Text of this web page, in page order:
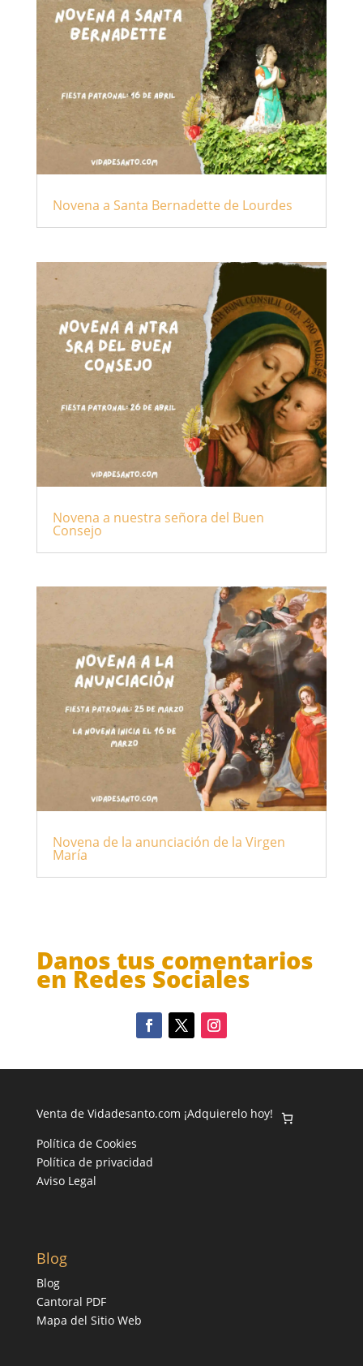
Novena a Santa Bernadette de Lourdes
Novena a nuestra señora del Buen
Consejo
Novena de la anunciación de la Virgen
María
Danos tus comentarios
en Redes Sociales
Venta de Vidadesanto.com ¡Adquierelo hoy!
Política de Cookies
Política de privacidad
Aviso Legal
Blog
Blog
Cantoral PDF
Mapa del Sitio Web